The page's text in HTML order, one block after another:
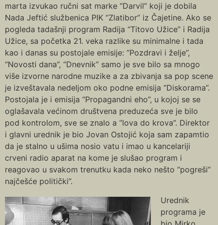
marta izvukao ručni sat marke “Darvil” koji je dobila
Nada Jeftić službenica PIK “Zlatibor” iz Čajetine. Ako se
pogleda tadašnji program Radija “Titovo Užice” i Radija
Užice, sa početka 21. veka razlike su minimalne i tada
kao i danas su postojale emisije: “Pozdravi i želje”,
“Novosti dana”, “Dnevnik” samo je sve bilo sa mnogo
više izvorne narodne muzike a za zbivanja sa pop scene
je izveštavala nedeljom oko podne emisija “Diskorama”.
Postojala je i emisija “Propagandni eho”, u kojoj se se
oglašavala većinom društvena preduzeća sve je bilo
pod kontrolom, sve se znalo a “lova do krova”. Direktor
i glavni urednik je bio Jovan Ostojić koja sam zapamtio
da je stalno u ušima nosio vatu i imao u kancelariji
crveni radio aparat na kome je slušao program i
reagovao u svakom trenutku kada neko nešto “pogreši”
najčešće politički”.
Urednik
programa je